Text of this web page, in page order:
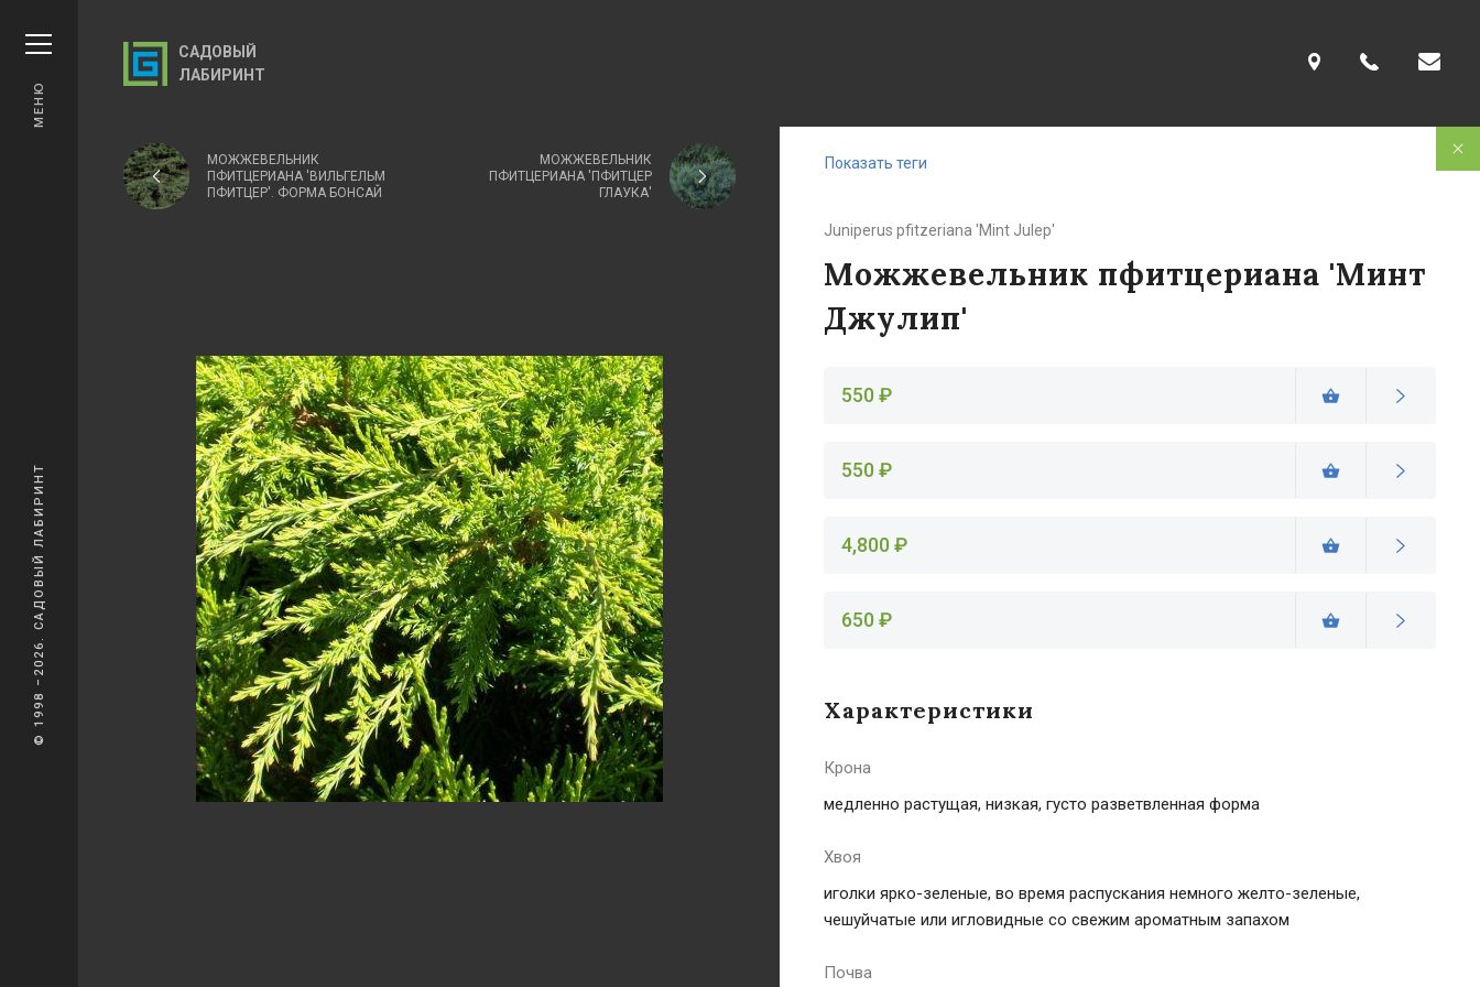
САДОВЫЙ
ЛАБИРИНТ
МОЖЖЕВЕЛЬНИК
ПФИТЦЕРИАНА 'ВИЛЬГЕЛЬМ
ПФИТЦЕР'. ФОРМА БОНСАЙ
МОЖЖЕВЕЛЬНИК
ПФИТЦЕРИАНА 'ПФИТЦЕР
ГЛАУКА'
Показать теги
Juniperus pfitzeriana 'Mint Julep'
Можжевельник пфитцериана 'Минт
Джулип'
550 ₽
550 ₽
4,800 ₽
650 ₽
Характеристики
Крона
медленно растущая, низкая, густо разветвленная форма
Хвоя
иголки ярко-зеленые, во время распускания немного желто-зеленые,
чешуйчатые или игловидные со свежим ароматным запахом
Почва
© 1998 –2026. САДОВЫЙ ЛАБИРИНТ
МЕНЮ